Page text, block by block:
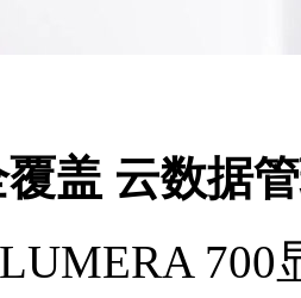
盖 云数据
700